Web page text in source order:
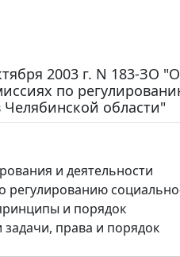
2003 г. N 183-ЗО "О
по
области"
и деятельности
регулированию
и порядок
права и порядок